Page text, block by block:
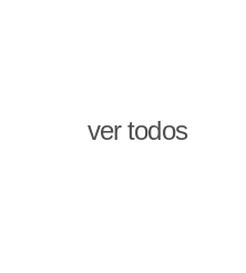
ver todos